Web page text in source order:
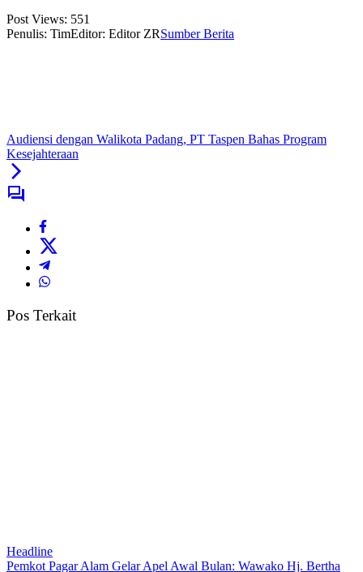
Post Views: 551
Penulis: TimEditor: Editor ZRSumber Berita
Audiensi dengan Walikota Padang, PT Taspen Bahas Program
Kesejahteraan
Pos Terkait
Headline
Pemkot Pagar Alam Gelar Apel Awal Bulan: Wawako Hj. Bertha